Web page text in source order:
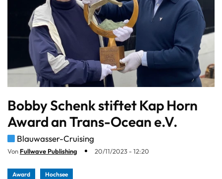
Bobby Schenk stiftet Kap Horn
Award an Trans-Ocean e.V.
Blauwasser-Cruising
Von Fullwave Publishing 20/11/2023 - 12:20
Award Hochsee